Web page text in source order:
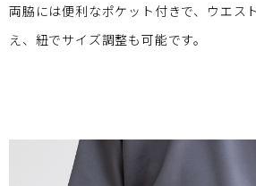
両脇には便利なポケット付きで、ウエス
え、紐でサイズ調整も可能です。